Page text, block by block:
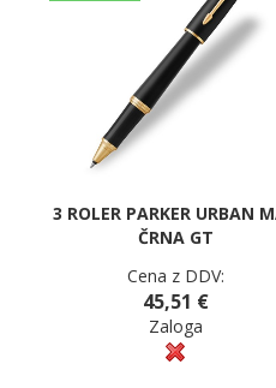
3 ROLER PARKER URBAN
ČRNA GT
Cena z DDV:
45,51 €
Zaloga